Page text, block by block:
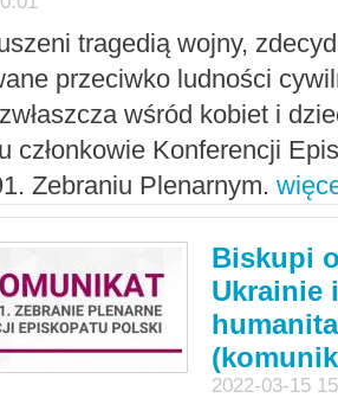
tragedią wojny,
przeciwko ludności
wśród kobiet i
członkowie Konferencji
Zebraniu Plenarnym.
Biskupi
Ukrainie
2022-03-15